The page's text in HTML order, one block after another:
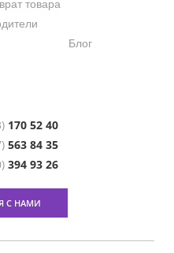
товара
Блог
170 52 40
563 84 35
394 93 26
С НАМИ